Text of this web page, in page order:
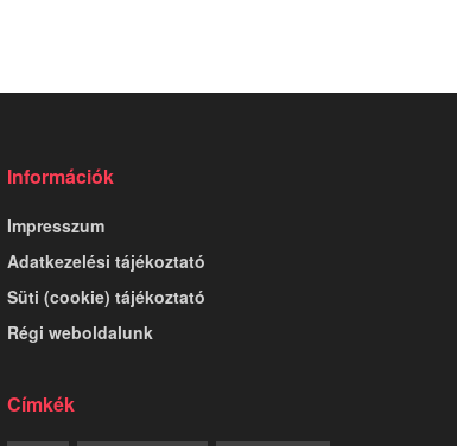
Információk
Impresszum
Adatkezelési tájékoztató
Süti (cookie) tájékoztató
Régi weboldalunk
Címkék